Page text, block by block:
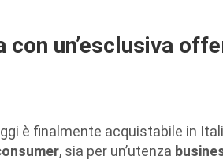
un’esclusiva
è finalmente acquistabile in
, sia per un’utenza